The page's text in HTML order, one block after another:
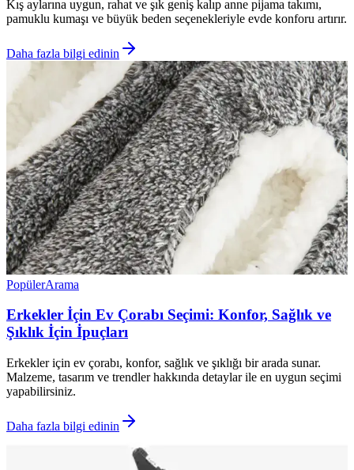
Kış aylarına uygun, rahat ve şık geniş kalıp anne pijama takımı,
pamuklu kumaşı ve büyük beden seçenekleriyle evde konforu artırır.
Daha fazla bilgi edinin
PopülerArama
Erkekler İçin Ev Çorabı Seçimi: Konfor, Sağlık ve
Şıklık İçin İpuçları
Erkekler için ev çorabı, konfor, sağlık ve şıklığı bir arada sunar.
Malzeme, tasarım ve trendler hakkında detaylar ile en uygun seçimi
yapabilirsiniz.
Daha fazla bilgi edinin